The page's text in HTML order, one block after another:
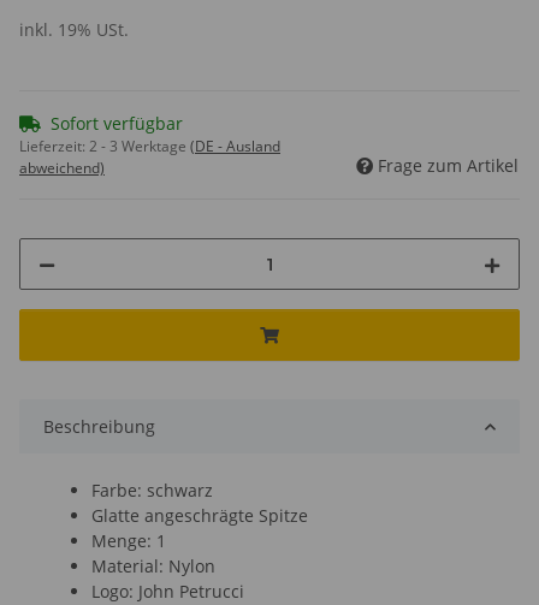
inkl. 19% USt.
Sofort verfügbar
Lieferzeit: 2 - 3 Werktage (DE - Ausland
abweichend)
Frage zum Artikel
Beschreibung
Farbe: schwarz
Glatte angeschrägte Spitze
Menge: 1
Material: Nylon
Logo: John Petrucci